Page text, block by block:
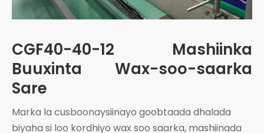
CGF40-40-12 Mashiinka
Buuxinta Wax-soo-saarka
Sare
Marka la cusboonaysiinayo goobtaada dhalada
biyaha si loo kordhiyo wax soo saarka, mashiinada